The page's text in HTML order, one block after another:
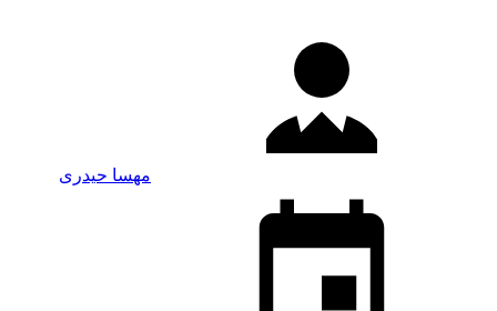
مهسا حیدری